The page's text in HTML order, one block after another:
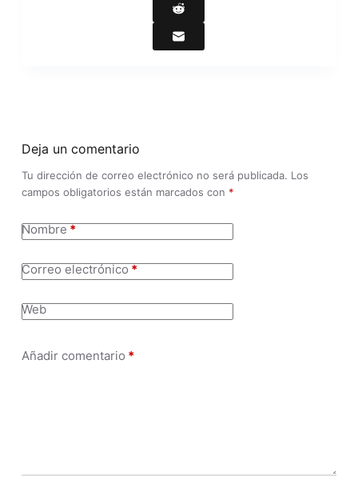
Deja un comentario
Tu dirección de correo electrónico no será publicada. Los
campos obligatorios están marcados con *
Nombre*
Correo electrónico*
Web
Añadir comentario *